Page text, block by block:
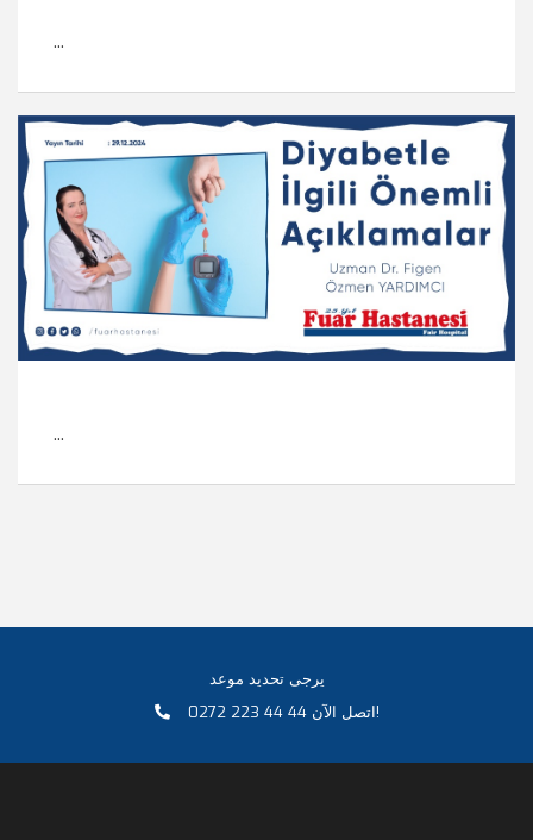
...
...
يرجى تحديد موعد
0272 223 44 44 اتصل الآن!